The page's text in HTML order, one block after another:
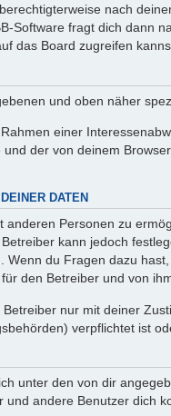
nach
Software fragt dich dann
das Board zugreifen
und oben näher
einer
der von deinem
DATEN
Personen zu
kann jedoch
Wenn du Fragen dazu
den Betreiber und von
nur mit deiner
verpflichtet ist
unter den von dir
andere Benutzer dich